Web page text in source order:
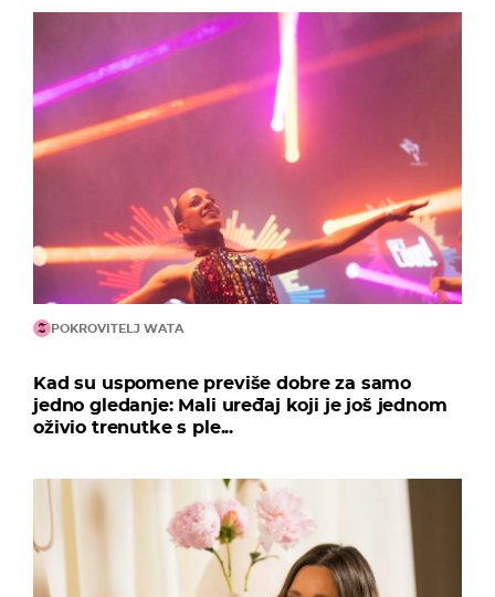
POKROVITELJ WATA
Kad su uspomene previše dobre za samo
jedno gledanje: Mali uređaj koji je još jednom
oživio trenutke s ple...